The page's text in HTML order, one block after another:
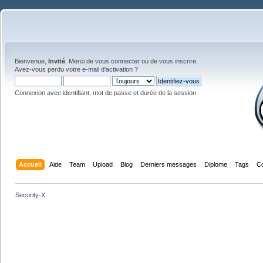
Bienvenue, Invité . Merci de vous connecter ou de vous inscrire
Avez-vous perdu votre e-mail d'activation ?
Connexion avec identifiant, mot de passe et durée de la session
Accueil Aide Team Upload Blog Derniers messages Diplome Tags
Security-X